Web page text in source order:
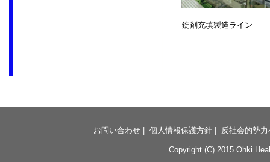
錠剤充填製造ライン
お問い合わせ 個人情報保護方針 反社会的勢
Copyright (C) 2015 Ohki